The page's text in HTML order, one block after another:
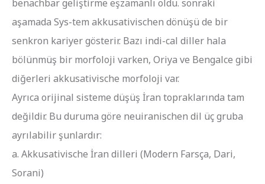
benachbar geliştirme eşzamanlı oldu. sonraki
aşamada Sys-tem akkusativischen dönüşü de bir
senkron kariyer gösterir. Bazı indi-cal diller hala
bölünmüş bir morfoloji varken, Oriya ve Bengalce gibi
diğerleri akkusativische morfoloji var.
Ayrıca orijinal sisteme düşüş İran topraklarında tam
değildir. Bu duruma göre neuiranischen dil üç gruba
ayrılabilir şunlardır:
a. Akkusativische İran dilleri (Modern Farsça, Dari,
Sorani)